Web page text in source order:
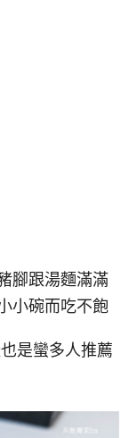
腳跟湯麵滿滿
小碗而吃不飽
是蠻多人推薦